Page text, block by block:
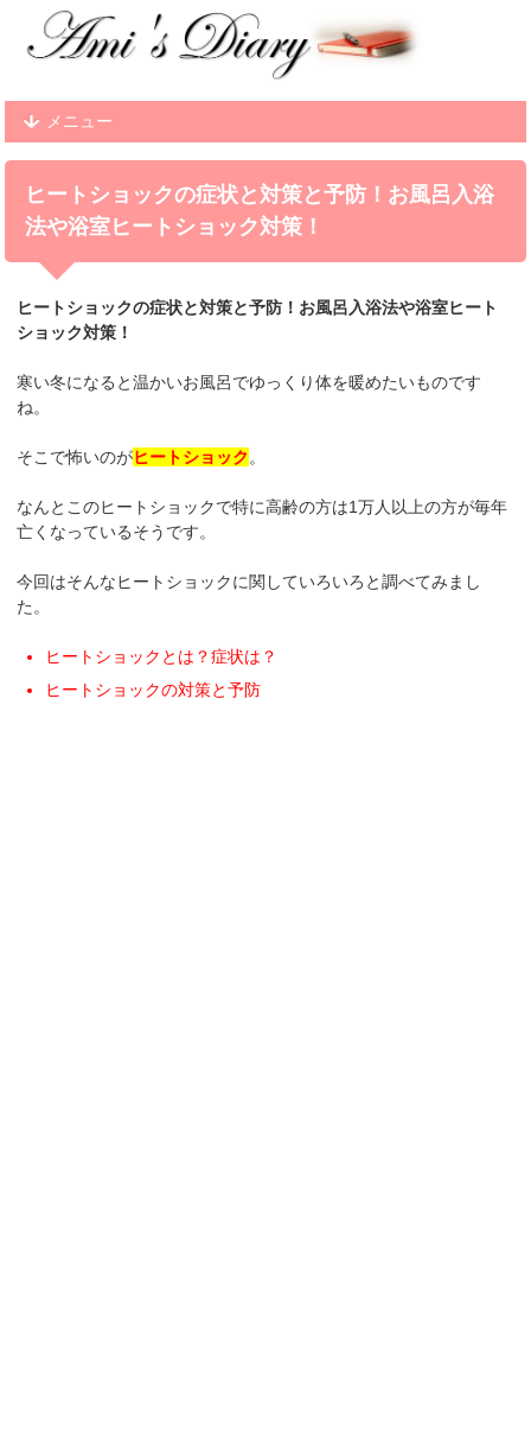
メニュー
ヒートショックの症状と対策と予防！お風呂入浴
法や浴室ヒートショック対策！
ヒートショックの症状と対策と予防！お風呂入浴法や浴室ヒート
ショック対策！
寒い冬になると温かいお風呂でゆっくり体を暖めたいものです
ね。
そこで怖いのがヒートショック 。
なんとこのヒートショックで特に高齢の方は1万人以上の方が毎年
亡くなっているそうです。
今回はそんなヒートショックに関していろいろと調べてみまし
た。
ヒートショックとは？症状は？
ヒートショックの対策と予防